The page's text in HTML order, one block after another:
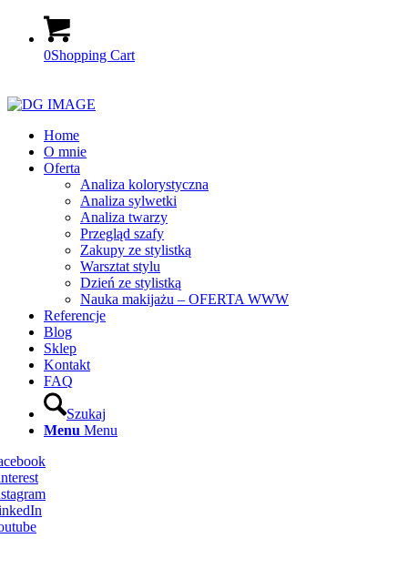
0Shopping Cart
Home
O mnie
Oferta
Analiza kolorystyczna
Analiza sylwetki
Analiza twarzy
Przegląd szafy
Zakupy ze stylistką
Warsztat stylu
Dzień ze stylistką
Nauka makijażu – OFERTA WWW
Referencje
Blog
Sklep
Kontakt
FAQ
Szukaj
Menu Menu